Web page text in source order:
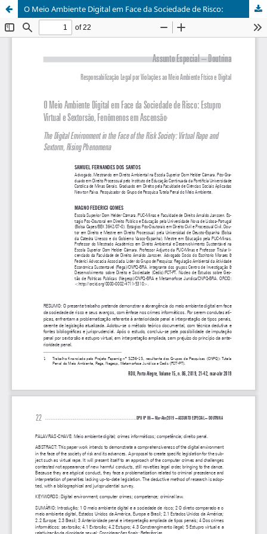
O Meio Ambiente Digital em Face da Sociedade de Risco: